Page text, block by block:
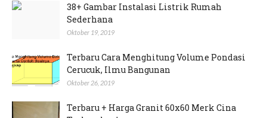
38+ Gambar Instalasi Listrik Rumah
Sederhana
Oktober 19, 2019
Terbaru Cara Menghitung Volume Pondasi
Cerucuk, Ilmu Bangunan
Oktober 26, 2019
Terbaru + Harga Granit 60x60 Merk Cina